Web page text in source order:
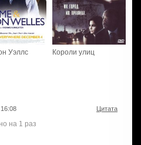
Уэллс Короли улиц
Цитата
на 1 раз